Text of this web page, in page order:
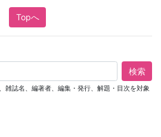
Topへ
検索
雑誌名、編著者、編集・発行、解題・目次を対象